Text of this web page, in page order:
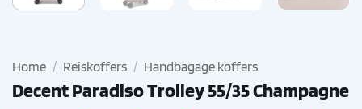
Home / Reiskoffers / Handbagage koffers
Decent Paradiso Trolley 55/35 Champagne